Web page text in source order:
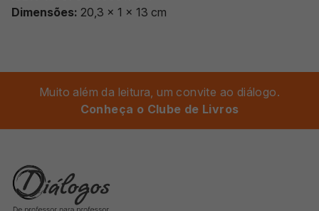
Dimensões: ‎20,3 x 1 x 13 cm
Muito além da leitura, um convite ao diálogo.
Conheça o Clube de Livros